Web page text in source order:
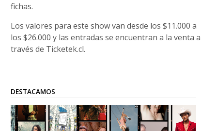
fichas.
Los valores para este show van desde los $11.000 a
los $26.000 y las entradas se encuentran a la venta a
través de Ticketek.cl.
DESTACAMOS